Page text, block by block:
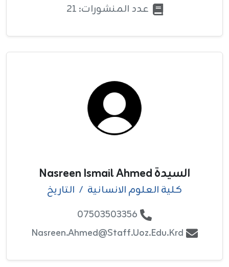
عدد المنشورات: 21
السيدة Nasreen Ismail Ahmed
كلية العلوم الانسانية / التاريخ
07503503356
Nasreen.ahmed@staff.uoz.edu.krd